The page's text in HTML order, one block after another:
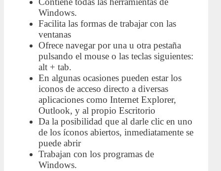
Windows.
Facilita las formas de trabajar con las
ventanas
Ofrece navegar por una u otra pestaña
pulsando el mouse o las teclas siguientes:
alt + tab.
En algunas ocasiones pueden estar los
iconos de acceso directo a diversas
aplicaciones como Internet Explorer,
Outlook, y al propio Escritorio
Da la posibilidad que al darle clic en uno
de los íconos abiertos, inmediatamente se
puede abrir
Trabajan con los programas de
Windows.